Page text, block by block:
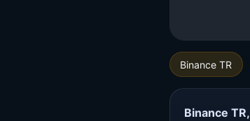
Binance TR
Binance TR,